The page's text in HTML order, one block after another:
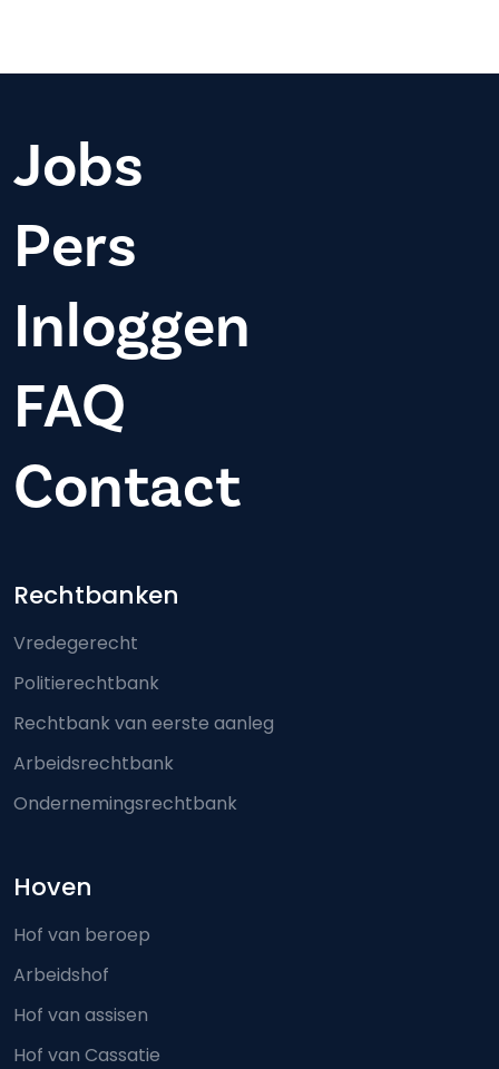
Jobs
Pers
Inloggen
FAQ
Contact
Footer-menu
Rechtbanken
Vredegerecht
Politierechtbank
Rechtbank van eerste aanleg
Arbeidsrechtbank
Ondernemingsrechtbank
Hoven
Hof van beroep
Arbeidshof
Hof van assisen
Hof van Cassatie